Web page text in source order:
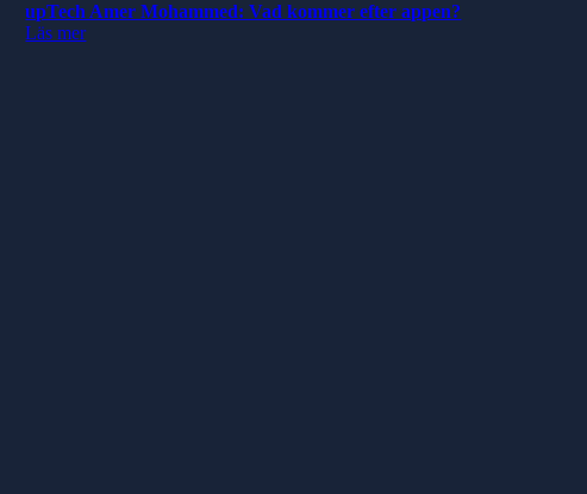
upTech Amer Mohammed: Vad kommer efter appen?
Läs mer